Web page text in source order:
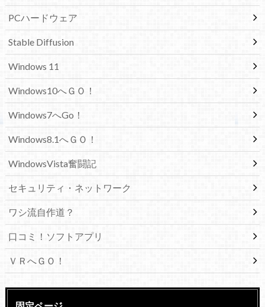
PCハードウェア
Stable Diffusion
Windows 11
Windows10へＧＯ！
Windows7へGo！
Windows8.1へＧＯ！
WindowsVista奮闘記
セキュリティ・ネットワーク
ワシ流自作道？
口コミ！ソフトアプリ
ＶＲへＧＯ！